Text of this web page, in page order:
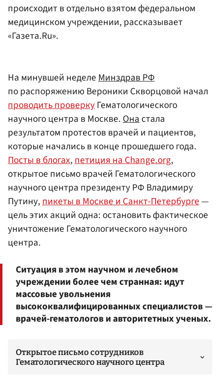
происходит в отдельно взятом федеральном
медицинском учреждении, рассказывает
«Газета.Ru».
На минувшей неделеМинздрав РФ
по распоряжению Вероники Скворцовой начал
проводить проверкуГематологического
научного центра в Москве.Онастала
результатом протестов врачей и пациентов,
которые начались в конце прошедшего года.
Посты в блогах,петиция на Сhange.org,
открытое письмо врачей Гематологического
научного центра президенту РФ Владимиру
Путину,пикеты в Москве и Санкт-Петербурге—
цель этих акций одна: остановить фактическое
уничтожение Гематологического научного
центра.
Ситуация в этом научном и лечебном
учреждении более чем странная: идут
массовые увольнения
высококвалифицированных специалистов —
врачей-гематологов и авторитетных ученых.
Открытое письмо сотрудников
Гематологического научного центра